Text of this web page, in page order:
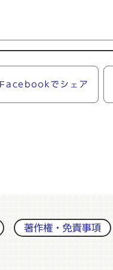
Facebookでシェア
著作権・免責事項